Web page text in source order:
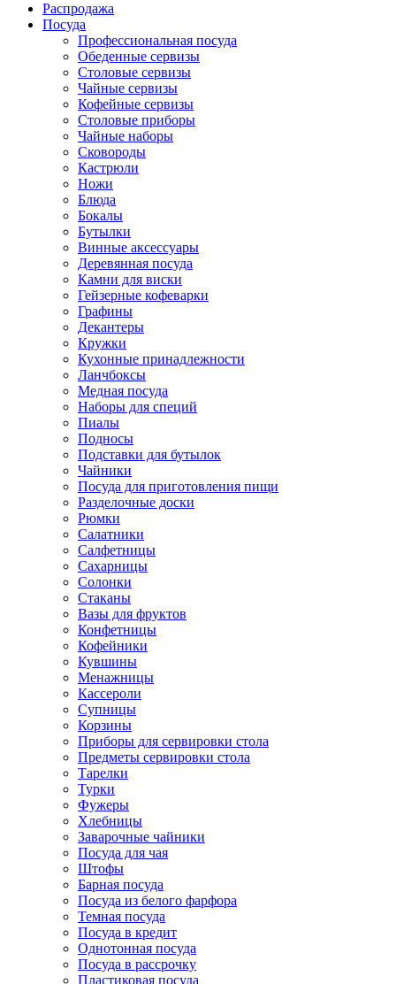
Распродажа
Посуда
Профессиональная посуда
Обеденные сервизы
Столовые сервизы
Чайные сервизы
Кофейные сервизы
Столовые приборы
Чайные наборы
Сковороды
Кастрюли
Ножи
Блюда
Бокалы
Бутылки
Винные аксессуары
Деревянная посуда
Камни для виски
Гейзерные кофеварки
Графины
Декантеры
Кружки
Кухонные принадлежности
Ланчбоксы
Медная посуда
Наборы для специй
Пиалы
Подносы
Подставки для бутылок
Чайники
Посуда для приготовления пищи
Разделочные доски
Рюмки
Салатники
Салфетницы
Сахарницы
Солонки
Стаканы
Вазы для фруктов
Конфетницы
Кофейники
Кувшины
Менажницы
Кассероли
Супницы
Корзины
Приборы для сервировки стола
Предметы сервировки стола
Тарелки
Турки
Фужеры
Хлебницы
Заварочные чайники
Посуда для чая
Штофы
Барная посуда
Посуда из белого фарфора
Темная посуда
Посуда в кредит
Однотонная посуда
Посуда в рассрочку
Пластиковая посуда